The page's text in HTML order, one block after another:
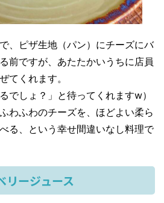
、ピザ生地（パン）にチーズにバ
前ですが、あたたかいうちに店員
てくれます。
でしょ？」と待ってくれますw）
わふわのチーズを、ほどよい柔ら
る、という幸せ間違いなし料理で
リージュース